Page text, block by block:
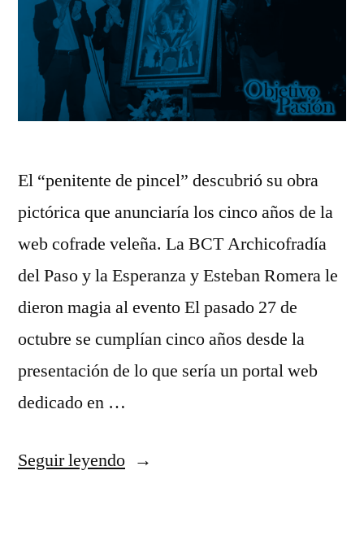
El “penitente de pincel” descubrió su obra
pictórica que anunciaría los cinco años de la
web cofrade veleña. La BCT Archicofradía
del Paso y la Esperanza y Esteban Romera le
dieron magia al evento El pasado 27 de
octubre se cumplían cinco años desde la
presentación de lo que sería un portal web
dedicado en …
Seguir leyendo«Objetivo